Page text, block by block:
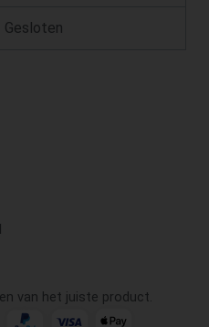
Gesloten
van het juiste product.